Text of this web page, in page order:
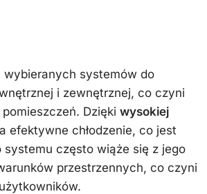
wybieranych systemów do
i zewnętrznej, co czyni
Dzięki wysokiej
efektywne chłodzenie, co jest
często wiąże się z jego
przestrzennych, co czyni